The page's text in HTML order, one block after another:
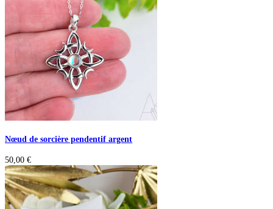
Nœud de sorcière pendentif argent
50,00 €